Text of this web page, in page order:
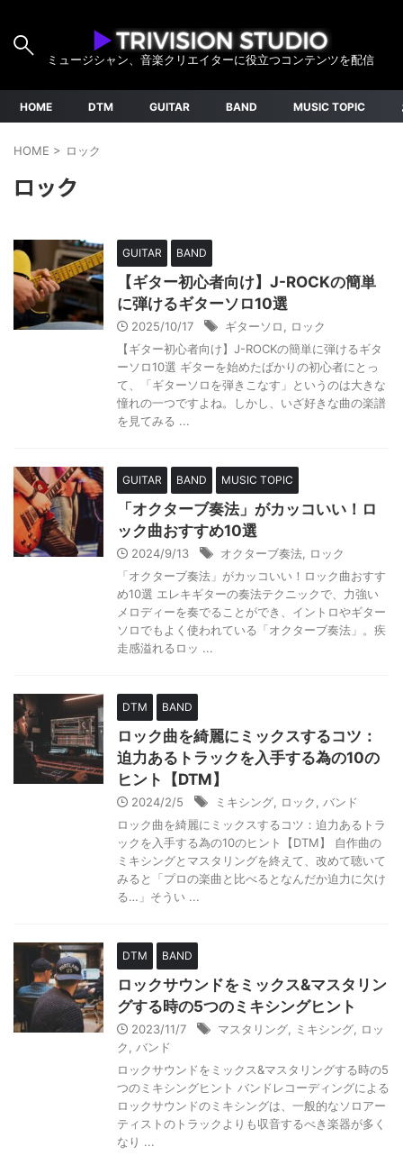
ミュージシャン、音楽クリエイターに役立つコンテンツを配信
HOME DTM GUITAR BAND MUSIC TOPIC
HOME > ロック
ロック
GUITAR BAND
【ギター初心者向け】J-ROCKの簡単
に弾けるギターソロ10選
2025/10/17 ギターソロ
ロック
【ギター初心者向け】J-ROCKの簡単に弾けるギタ
ーソロ10選 ギターを始めたばかりの初心者にとっ
て、「ギターソロを弾きこなす」というのは大きな
憧れの一つですよね。しかし、いざ好きな曲の楽譜
を見てみる ...
GUITAR BAND MUSIC TOPIC
「オクターブ奏法」がカッコいい！ロ
ック曲おすすめ10選
2024/9/13 オクターブ奏法
ロック
「オクターブ奏法」がカッコいい！ロック曲おすす
め10選 エレキギターの奏法テクニックで、力強い
メロディーを奏でることができ、イントロやギター
ソロでもよく使われている「オクターブ奏法」。疾
走感溢れるロッ ...
DTM BAND
ロック曲を綺麗にミックスするコツ：
迫力あるトラックを入手する為の10の
ヒント【DTM】
2024/2/5 ミキシング ロック
バンド
ロック曲を綺麗にミックスするコツ：迫力あるトラ
ックを入手する為の10のヒント【DTM】 自作曲の
ミキシングとマスタリングを終えて、改めて聴いて
みると「プロの楽曲と比べるとなんだか迫力に欠け
る…」そうい ...
DTM BAND
ロックサウンドをミックス&マスタリン
グする時の5つのミキシングヒント
2023/11/7 マスタリング ミキシング
ロッ
ク
バンド
ロックサウンドをミックス&マスタリングする時の5
つのミキシングヒント バンドレコーディングによる
ロックサウンドのミキシングは、一般的なソロアー
ティストのトラックよりも収音するべき楽器が多く
なり ...